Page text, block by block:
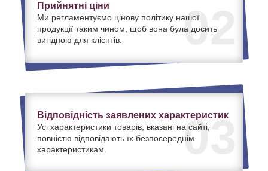
02
Прийнятні ціни
Ми регламентуємо цінову політику нашої
продукції таким чином, щоб вона була досить
вигідною для клієнтів.
03
Відповідність заявлених характеристик
Усі характеристики товарів, вказані на сайті,
повністю відповідають їх безпосереднім
характеристикам.